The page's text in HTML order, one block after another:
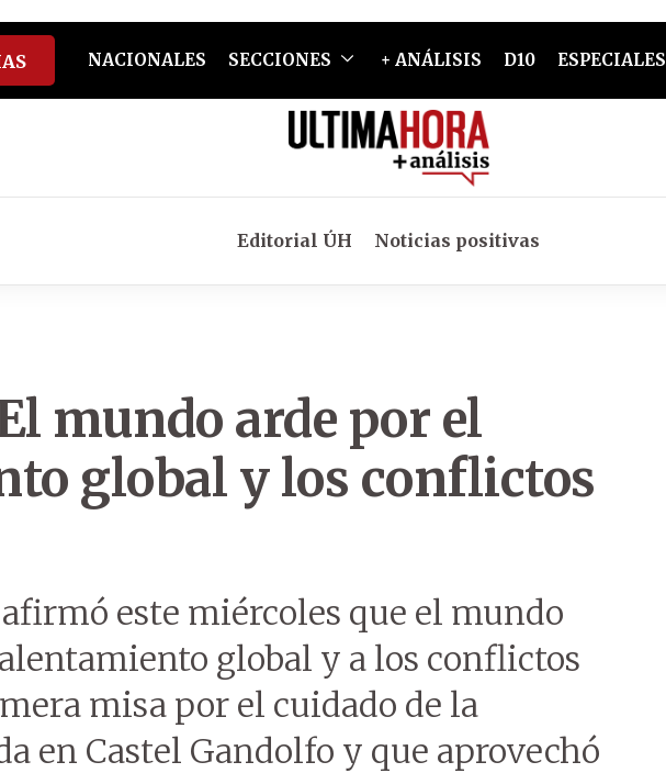
NACIONALES SECCIONES + ANÁLISIS D10 ESPECIALES
Editorial ÚH Noticias positivas
mundo arde por el
global y los conflictos
este miércoles que el mundo
global y a los conflictos
misa por el cuidado de la
en Castel Gandolfo y que aprovechó